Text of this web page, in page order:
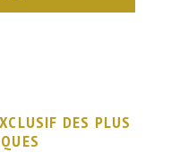
DES PLUS